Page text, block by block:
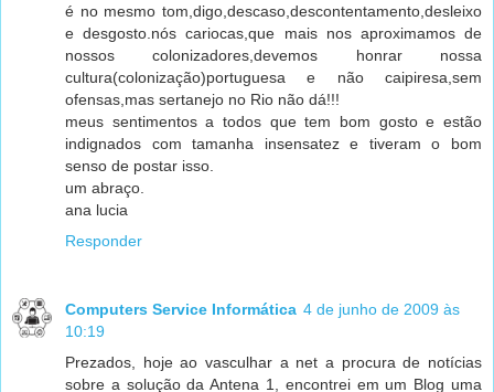
é no mesmo tom,digo,descaso,descontentamento,desleixo
e desgosto.nós cariocas,que mais nos aproximamos de
nossos colonizadores,devemos honrar nossa
cultura(colonização)portuguesa e não caipiresa,sem
ofensas,mas sertanejo no Rio não dá!!!
meus sentimentos a todos que tem bom gosto e estão
indignados com tamanha insensatez e tiveram o bom
senso de postar isso.
um abraço.
ana lucia
Responder
Computers Service Informática 4 de junho de 2009 às
10:19
Prezados, hoje ao vasculhar a net a procura de notícias
sobre a solução da Antena 1, encontrei em um Blog uma